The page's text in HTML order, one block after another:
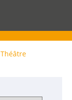
Théâtre